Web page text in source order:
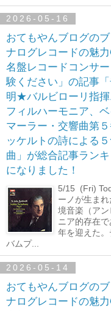
2026-05-16
おてもやんブログの
ナログレコードの魅
名盤レコードコンサ
験ください」の記事
明★バルビローリ指揮
フィルハーモニア、
マーラー・交響曲第５
ッケルトの詩による
曲」が総合記事ラン
になりました！
5/15 (Fri)
ーノが生ま
境音楽（ア
ニア的存在
年を迎えた
バムプ...
2026-05-14
おてもやんブログの
ナログレコードの魅